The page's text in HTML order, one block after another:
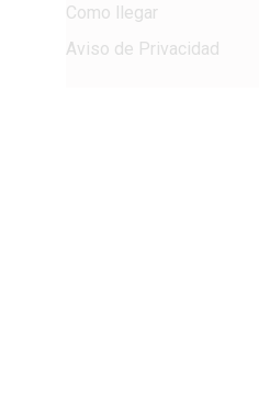
Como llegar
Aviso de Privacidad